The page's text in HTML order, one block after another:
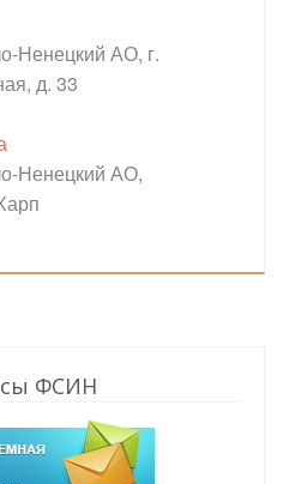
Ненецкий АО, г.
д. 33
Ненецкий АО,
ФСИН